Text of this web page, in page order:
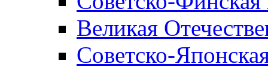
Великая
Советско-